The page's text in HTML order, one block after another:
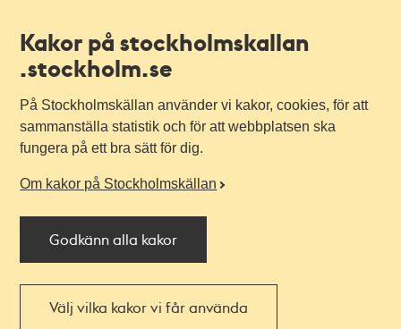
Kakor på stockholmskallan
.stockholm.se
På Stockholmskällan använder vi kakor, cookies, för att
sammanställa statistik och för att webbplatsen ska
fungera på ett bra sätt för dig.
Om kakor på Stockholmskällan
Godkänn alla kakor
Välj vilka kakor vi får använda